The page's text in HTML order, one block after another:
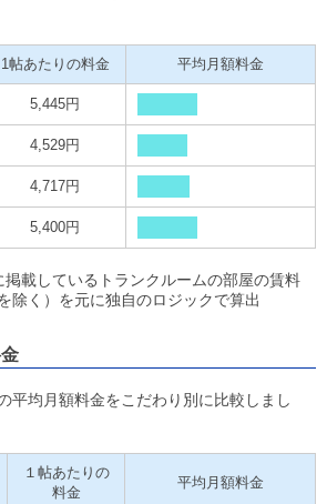
1帖あたりの料金 平均月額料金
5,445円
4,529円
4,717円
5,400円
載しているトランクルームの部屋の賃料
除く）を元に独自のロジックで算出
平均月額料金をこだわり別に比較しまし
１帖あたりの
料金
平均月額料金